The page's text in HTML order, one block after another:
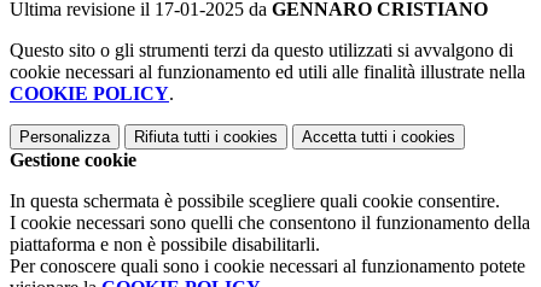
Ultima revisione il 17-01-2025 da GENNARO CRISTIANO
Questo sito o gli strumenti terzi da questo utilizzati si avvalgono di
cookie necessari al funzionamento ed utili alle finalità illustrate nella
COOKIE POLICY.
Personalizza Rifiuta tutti i cookies Accetta tutti i cookies
Gestione cookie
In questa schermata è possibile scegliere quali cookie consentire.
I cookie necessari sono quelli che consentono il funzionamento della
piattaforma e non è possibile disabilitarli.
Per conoscere quali sono i cookie necessari al funzionamento potete